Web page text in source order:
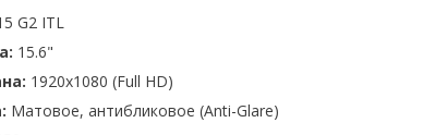
G2 ITL
15.6"
1920x1080 (Full HD)
Матовое, антибликовое (Anti-Glare)